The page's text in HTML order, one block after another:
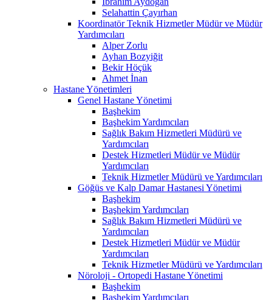
Selahattin Çayırhan
Koordinatör Teknik Hizmetler Müdür ve Müdür
Yardımcıları
Alper Zorlu
Ayhan Bozyiğit
Bekir Höçük
Ahmet İnan
Hastane Yönetimleri
Genel Hastane Yönetimi
Başhekim
Başhekim Yardımcıları
Sağlık Bakım Hizmetleri Müdürü ve
Yardımcıları
Destek Hizmetleri Müdür ve Müdür
Yardımcıları
Teknik Hizmetler Müdürü ve Yardımcıları
Göğüs ve Kalp Damar Hastanesi Yönetimi
Başhekim
Başhekim Yardımcıları
Sağlık Bakım Hizmetleri Müdürü ve
Yardımcıları
Destek Hizmetleri Müdür ve Müdür
Yardımcıları
Teknik Hizmetler Müdürü ve Yardımcıları
Nöroloji - Ortopedi Hastane Yönetimi
Başhekim
Başhekim Yardımcıları